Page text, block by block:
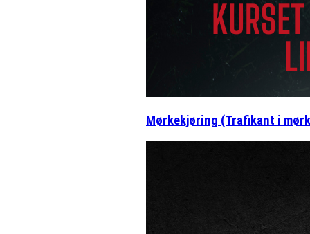
Mørkekjøring (Trafikant i